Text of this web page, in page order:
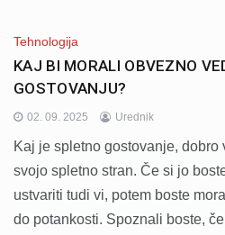
Tehnologija
KAJ BI MORALI OBVEZNO
GOSTOVANJU?
02. 09. 2025 Urednik
Kaj je spletno gostovanje,
svojo spletno stran. Če si jo
ustvariti tudi vi, potem boste
do potankosti. Spoznali boste,